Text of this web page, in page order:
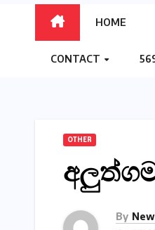
HOME
CONTACT
OTHER
By